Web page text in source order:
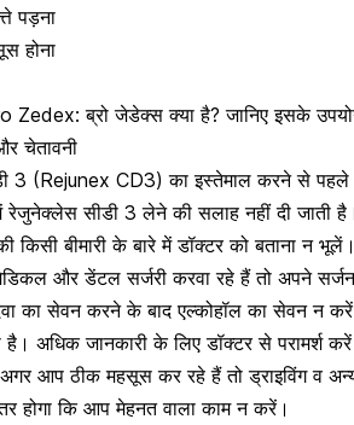
पड़ना
होना
Zedex: ब्रो जेडेक्स क्या है? जानिए इसके
चेतावनी
3 (Rejunex CD3) का इस्तेमाल करने से पहले
रेजुनेक्लेस सीडी 3 लेने की सलाह नहीं दी
किसी बीमारी के बारे में डॉक्टर को बताना न
और डेंटल सर्जरी करवा रहे हैं तो अपने
का सेवन करने के बाद एल्कोहॉल का सेवन न
है। अधिक जानकारी के लिए डॉक्टर से
आप ठीक महसूस कर रहे हैं तो ड्राइविंग व
होगा कि आप मेहनत वाला काम न करें।